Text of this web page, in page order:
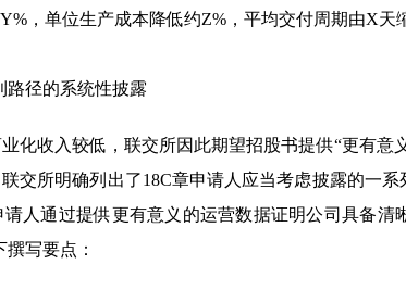
，单位生产成本降低约Z%，平均交付周期由X天
路径的系统性披露
化收入较低，联交所因此期望招股书提供“更有意
交所明确列出了18C章申请人应当考虑披露的一
请人通过提供更有意义的运营数据证明公司具备
写要点：